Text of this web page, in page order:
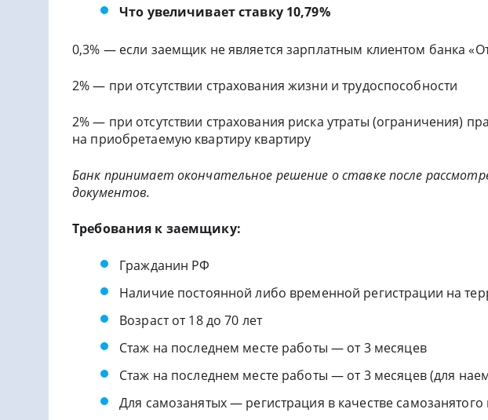
Что увеличивает ставку 10,79%
0,3% — если заемщик не является зарплатным клиентом банка
2% — при отсутствии страхования жизни и трудоспособности
2% — при отсутствии страхования риска утраты (ограничения)
на приобретаемую квартиру квартиру
Банк принимает окончательное решение о ставке после
документов.
Требования к заемщику:
Гражданин РФ
Наличие постоянной либо временной регистрации на
Возраст от 18 до 70 лет
Стаж на последнем месте работы — от 3 месяцев
Стаж на последнем месте работы — от 3 месяцев (для
Для самозанятых — регистрация в качестве